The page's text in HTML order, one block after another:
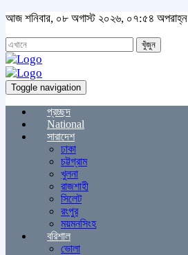
আজ শনিবার, ০৮ অগাস্ট ২০২৬, ০৭:৫৪ অপরাহ্ন
খুঁজুন
Toggle navigation
প্রচ্ছদ
National
সারাদেশ
ঢাকা
চট্টগ্রাম
খুলনা
রাজশাহী
সিলেট
রংপুর
ময়মনসিংহ
বরিশাল
ভোলা